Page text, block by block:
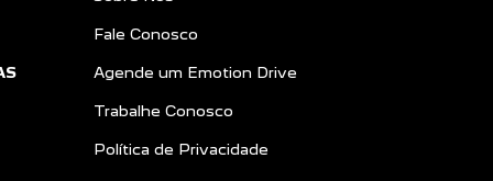
Fale Conosco
Agende um Emotion Drive
Trabalhe Conosco
Política de Privacidade